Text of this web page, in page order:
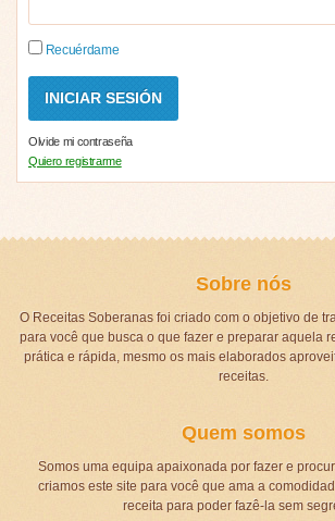
Recuérdame
Olvide mi contraseña
Quiero registrarme
Sobre nós
O Receitas Soberanas foi criado com o objetivo de
para você que busca o que fazer e preparar aquela
prática e rápida, mesmo os mais elaborados
receitas.
Quem somos
Somos uma equipa apaixonada por fazer e
criamos este site para você que ama a
receita para poder fazê-la sem